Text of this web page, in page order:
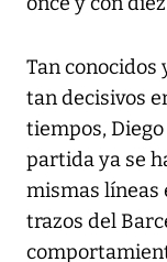
Tan conocidos
tan decisivos
tiempos,
partida ya se
mismas líneas
trazos del